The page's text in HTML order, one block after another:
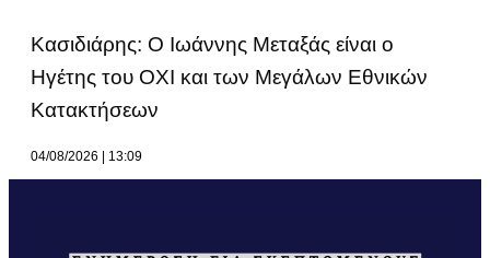
Κασιδιάρης: Ο Ιωάννης Μεταξάς είναι ο
Ηγέτης του ΟΧΙ και των Μεγάλων Εθνικών
Κατακτήσεων
04/08/2026 13:09